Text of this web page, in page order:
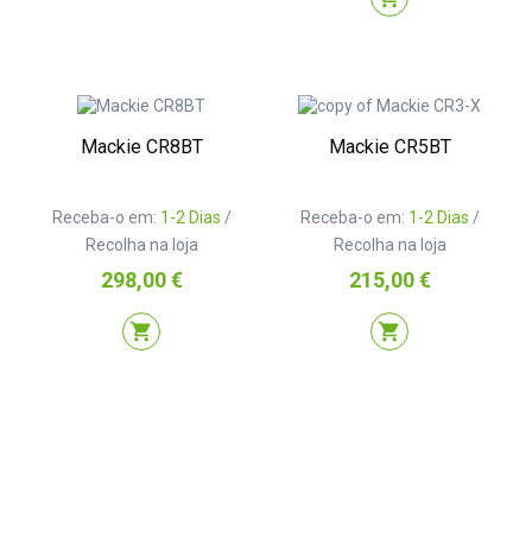
Mackie CR8BT
Receba-o em: 1-2 Dias /
Recolha na loja
Preço
298,00 €
shopping_cart
Mackie CR5BT
Receba-o em: 1-2 Dias /
Recolha na loja
Preço
215,00 €
shopping_cart